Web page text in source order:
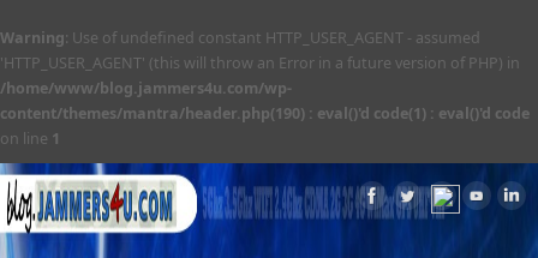
Warning: Use of undefined constant HTTP_USER_AGENT - assumed
'HTTP_USER_AGENT' (this will throw an Error in a future version of PHP) in
/home/www/blog.jammers4u.com/wp-
content/themes/mantra/header.php(190) : eval()'d code(1) : eval()'d code
on line 1